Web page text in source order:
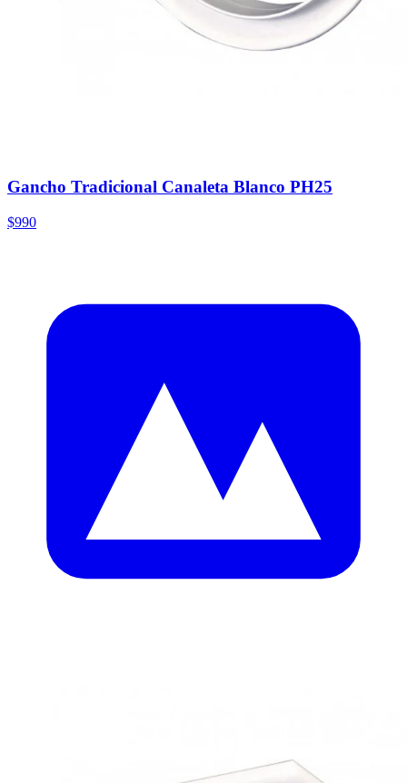
Gancho Tradicional Canaleta Blanco PH25
$990